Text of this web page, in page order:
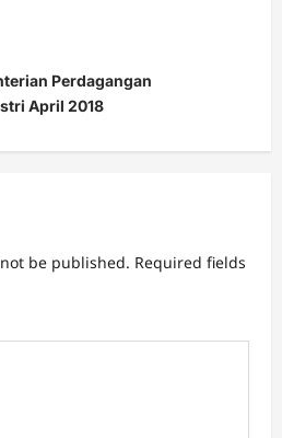
Perdagangan
April 2018
be published. Required fields